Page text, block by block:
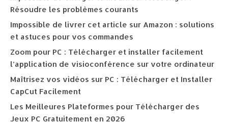
Résoudre les problèmes courants
Impossible de livrer cet article sur Amazon : solutions
et astuces pour vos commandes
Zoom pour PC : Télécharger et installer facilement
l’application de visioconférence sur votre ordinateur
Maîtrisez vos vidéos sur PC : Télécharger et Installer
CapCut Facilement
Les Meilleures Plateformes pour Télécharger des
Jeux PC Gratuitement en 2026